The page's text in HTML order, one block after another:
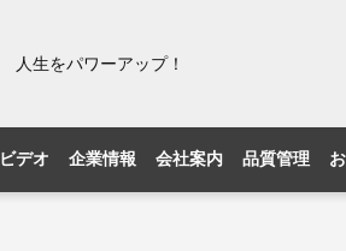
人生をパワーアップ！
ビデオ 企業情報 会社案内 品質管理